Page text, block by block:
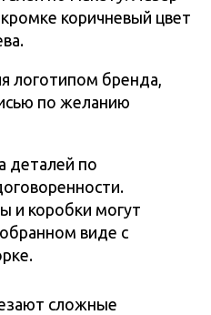
коричневый цвет
логотипом бренда,
по желанию
деталей по
и коробки могут
виде с
сложные